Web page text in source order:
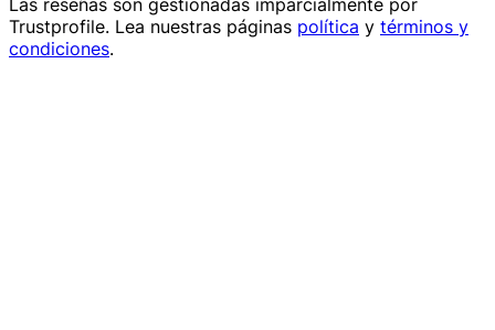
Trustprofile. Lea nuestras páginas política y términos y
condiciones.